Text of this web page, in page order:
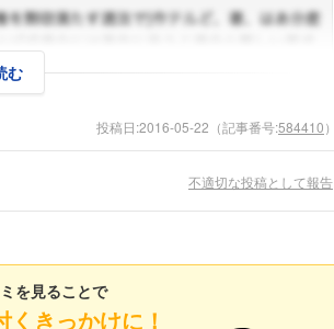
む
投稿日:2016-05-22 （記事番号:584410）
不適切な投稿として報告
を見ることで
きっかけに！